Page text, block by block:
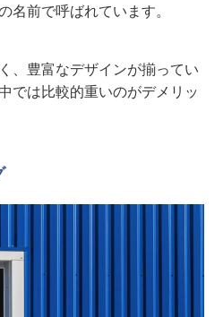
名前で呼ばれています。
、豊富なデザインが揃ってい
では比較的重いのがデメリッ